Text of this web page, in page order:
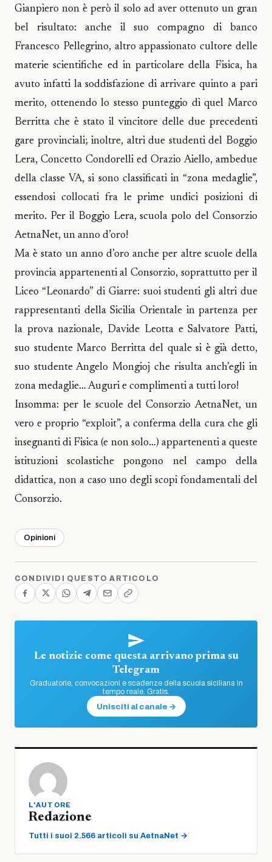
Gianpiero non è però il solo ad aver ottenuto un gran
bel risultato: anche il suo compagno di banco
Francesco Pellegrino, altro appassionato cultore delle
materie scientifiche ed in particolare della Fisica, ha
avuto infatti la soddisfazione di arrivare quinto a pari
merito, ottenendo lo stesso punteggio di quel Marco
Berritta che è stato il vincitore delle due precedenti
gare provinciali; inoltre, altri due studenti del Boggio
Lera, Concetto Condorelli ed Orazio Aiello, ambedue
della classe VA, si sono classificati in “zona medaglie”,
essendosi collocati fra le prime undici posizioni di
merito. Per il Boggio Lera, scuola polo del Consorzio
AetnaNet, un anno d’oro!
Ma è stato un anno d’oro anche per altre scuole della
provincia appartenenti al Consorzio, soprattutto per il
Liceo “Leonardo” di Giarre: suoi studenti gli altri due
rappresentanti della Sicilia Orientale in partenza per
la prova nazionale, Davide Leotta e Salvatore Patti,
suo studente Marco Berritta del quale si è già detto,
suo studente Angelo Mongioj che risulta anch’egli in
zona medaglie… Auguri e complimenti a tutti loro!
Insomma: per le scuole del Consorzio AetnaNet, un
vero e proprio “exploit”, a conferma della cura che gli
insegnanti di Fisica (e non solo…) appartenenti a queste
istituzioni scolastiche pongono nel campo della
didattica, non a caso uno degli scopi fondamentali del
Consorzio.
Opinioni
CONDIVIDI QUESTO ARTICOLO
Le notizie come questa arrivano prima su
Telegram
Graduatorie, convocazioni e scadenze della scuola siciliana in
tempo reale. Gratis.
Unisciti al canale →
L'AUTORE
Redazione
Tutti i suoi 2.566 articoli su AetnaNet →